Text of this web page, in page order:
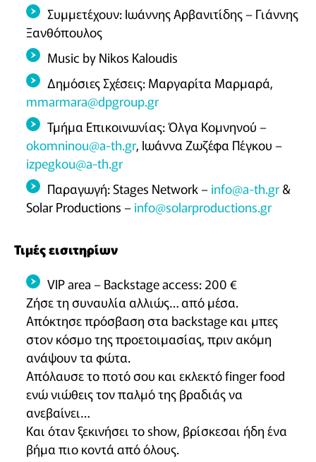
Συμμετέχουν: Ιωάννης Αρβανιτίδης – Γιάννης
Ξανθόπουλος
Music by Nikos Kaloudis
Δημόσιες Σχέσεις: Μαργαρίτα Μαρμαρά,
mmarmara@dpgroup.gr
Τμήμα Επικοινωνίας: Όλγα Κομνηνού –
okomninou@a-th.gr, Ιωάννα Ζωζέφα Πέγκου –
izpegkou@a-th.gr
Παραγωγή: Stages Network –info@a-th.gr&
Solar Productions –info@solarproductions.gr
Τιμές εισιτηρίων
VIP area – Backstage access: 200 €
Ζήσε τη συναυλία αλλιώς… από μέσα.
Απόκτησε πρόσβαση στα backstage και μπες
στον κόσμο της προετοιμασίας, πριν ακόμη
ανάψουν τα φώτα.
Απόλαυσε το ποτό σου και εκλεκτό finger food
ενώ νιώθεις τον παλμό της βραδιάς να
ανεβαίνει…
Και όταν ξεκινήσει το show, βρίσκεσαι ήδη ένα
βήμα πιο κοντά από όλους.